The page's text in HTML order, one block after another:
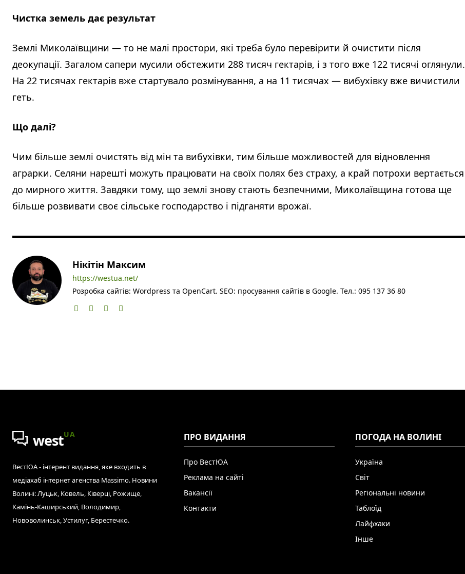
Чистка земель дає результат
Землі Миколаївщини — то не малі простори, які треба було перевірити й очистити після
деокупації. Загалом сапери мусили обстежити 288 тисяч гектарів, і з того вже 122 тисячі оглянули.
На 22 тисячах гектарів вже стартувало розмінування, а на 11 тисячах — вибухівку вже вичистили
геть.
Що далі?
Чим більше землі очистять від мін та вибухівки, тим більше можливостей для відновлення
аграрки. Селяни нарешті можуть працювати на своїх полях без страху, а край потрохи вертається
до мирного життя. Завдяки тому, що землі знову стають безпечними, Миколаївщина готова ще
більше розвивати своє сільське господарство і підганяти врожаї.
Нікітін Максим
https://westua.net/
Розробка сайтів: Wordpress та OpenCart. SEO: просування сайтів в Google. Тел.: 095 137 36 80
westUA
ВестЮА - інтерент видання, яке входить в
медіахаб інтернет агенства Massimo. Новини
Волині: Луцьк, Ковель, Ківерці, Рожище,
Камінь-Каширський, Володимир,
Нововолинськ, Устилуг, Берестечко.
ПРО ВИДАННЯ
Про ВестЮА
Реклама на сайті
Вакансії
Контакти
ПОГОДА НА ВОЛИНІ
Україна
Світ
Регіональні новини
Таблоїд
Лайфхаки
Інше